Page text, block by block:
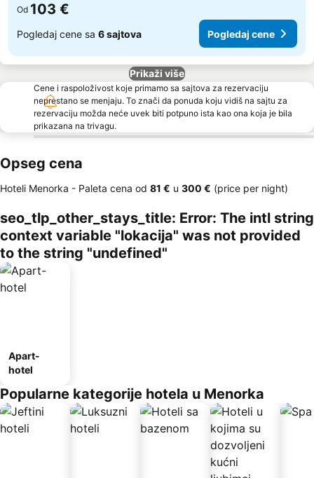
Od 103 €
Pogledaj cene sa 6 sajtova Pogledaj cene
Prikaži više
Cene i raspoloživost koje primamo sa sajtova za rezervaciju
neprestano se menjaju. To znači da ponuda koju vidiš na sajtu za
rezervaciju možda neće uvek biti potpuno ista kao ona koja je bila
prikazana na trivagu.
Opseg cena
Hoteli Menorka - Paleta cena od ‎81 € u ‎300 € (price per night)
seo_tlp_other_stays_title: Error: The intl string
context variable "lokacija" was not provided
to the string "undefined"
Apart-
hotel
Popularne kategorije hotela u Menorka